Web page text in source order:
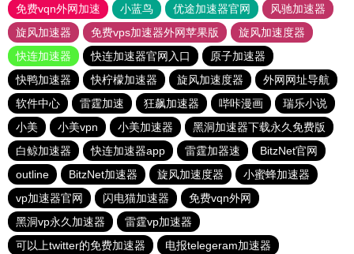
免费vqn外网加速
小蓝鸟 优途加速器官网
风驰加速器
旋风加速器
免费vps加速器外网苹果版
旋风加速度器
快连加速器
快连加速器官网入口
原子加速器
快鸭加速器
快柠檬加速器 旋风加速度器
外网网址导航
软件中心
雷霆加速 狂飙加速器 哔咔漫画
瑞乐小说
小美
小美vpn 小美加速器
黑洞加速器下载永久免费版
白鲸加速器
快连加速器app 雷霆加器速
BitzNet官网
outline
BitzNet加速器 旋风加速度器
小蜜蜂加速器
vp加速器官网
闪电猫加速器
免费vqn外网
黑洞vp永久加速器
雷霆vp加速器
可以上twitter的免费加速器
电报telegeram加速器